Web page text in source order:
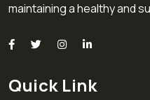
maintaining a healthy and
Quick Link